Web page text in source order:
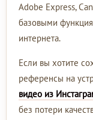
Adobe Express,
базовыми
интернета.
Если вы хотите
референсы на
видео из
без потери